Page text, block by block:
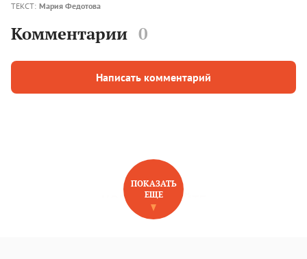
ТЕКСТ: Мария Федотова
Комментарии 0
Написать комментарий
НОВОЕ НА САЙТЕ
ПОКАЗАТЬ
ЕЩЕ